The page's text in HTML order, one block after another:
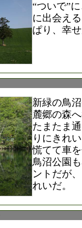
“ついで”
に出会え
ぱり、幸
新緑の鳥
麓郷の森
たまたま
りにきれ
慌てて車
鳥沼公園
ントだが
れいだ。